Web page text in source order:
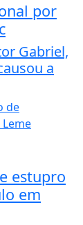
por
Gabriel,
a
estupro
em